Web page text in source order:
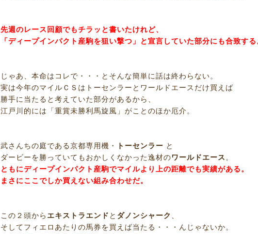
先週のレース回顧でもチラッと書いたけれど、
「ディープインパクト産駒を狙い撃つ」と宣言していた部分にも合致す
じゃあ、本命はコレで・・・とそんな簡単に話は終わらない。
実は今年のマイルＣＳはトーセンラーとワールドエースだけ買えば
勝手に当たると考えていた部分があるから、
江戸川的には「重賞未勝利馬旋風」がことのほか厄介。
武さんちの庭である京都専用機・ トーセンラー と
ダービーを勝っていてもおかしくなかった逸材のワールドエース。
ともにディープインパクト産駒でマイルより上の距離でも実績がある。
まさにここでしか買えない組み合わせだ。
この２頭から エキストラエンド と ダノンシャーク 、
そしてフィエロあたりの馬券を買えば当たる・・・んじゃないか。